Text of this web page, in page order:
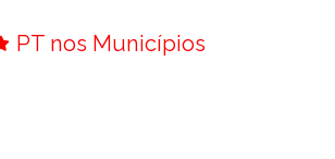
PT nos Municípios